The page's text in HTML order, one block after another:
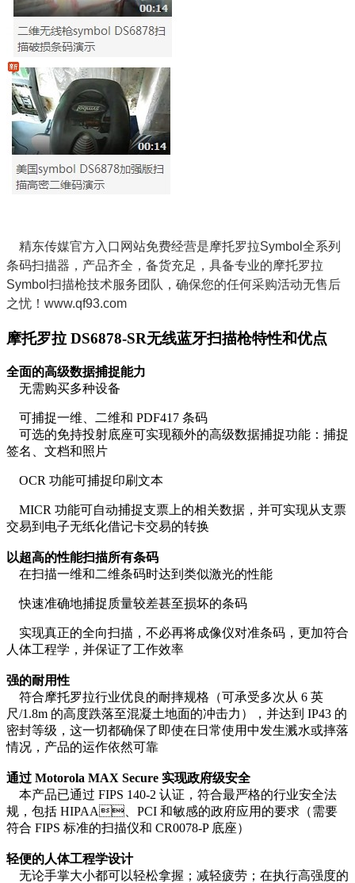
精东传媒官方入口网站免费经营是摩托罗拉Symbol全系列
条码扫描器，产品齐全，备货充足，具备专业的摩托罗拉
Symbol扫描枪技术服务团队，确保您的任何采购活动无售后
之忧！www.qf93.com
摩托罗拉 DS6878-SR无线蓝牙扫描枪特性和优点
全面的高级数据捕捉能力
无需购买多种设备
可捕捉一维、二维和 PDF417 条码
可选的免持投射底座可实现额外的高级数据捕捉功能：捕捉
签名、文档和照片
OCR 功能可捕捉印刷文本
MICR 功能可自动捕捉支票上的相关数据，并可实现从支票
交易到电子无纸化借记卡交易的转换
以超高的性能扫描所有条码
在扫描一维和二维条码时达到类似激光的性能
快速准确地捕捉质量较差甚至损坏的条码
实现真正的全向扫描，不必再将成像仪对准条码，更加符合
人体工程学，并保证了工作效率
强的耐用性
符合摩托罗拉行业优良的耐摔规格（可承受多次从 6 英
尺/1.8m 的高度跌落至混凝土地面的冲击力），并达到 IP43 的
密封等级，这一切都确保了即使在日常使用中发生溅水或摔落
情况，产品的运作依然可靠
通过 Motorola MAX Secure 实现政府级安全
本产品已通过 FIPS 140-2 认证，符合最严格的行业安全法
规，包括 HIPAA、PCI 和敏感的政府应用的要求（需要
符合 FIPS 标准的扫描仪和 CR0078-P 底座）
轻便的人体工程学设计
无论手掌大小都可以轻松拿握；减轻疲劳；在执行高强度的